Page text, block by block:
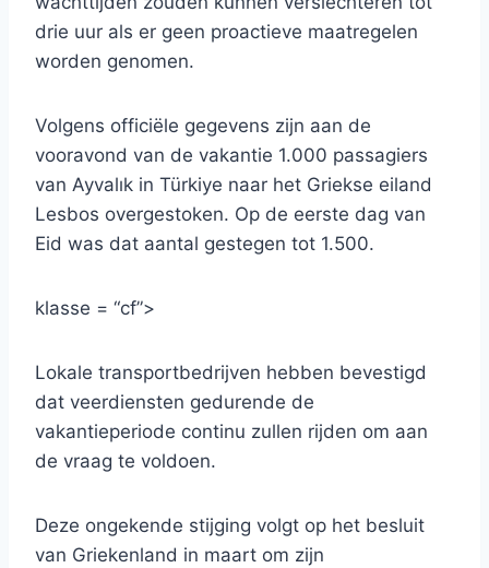
drie uur als er geen proactieve maatregelen
worden genomen.
Volgens officiële gegevens zijn aan de
vooravond van de vakantie 1.000 passagiers
van Ayvalık in Türkiye naar het Griekse eiland
Lesbos overgestoken. Op de eerste dag van
Eid was dat aantal gestegen tot 1.500.
klasse = “cf”>
Lokale transportbedrijven hebben bevestigd
dat veerdiensten gedurende de
vakantieperiode continu zullen rijden om aan
de vraag te voldoen.
Deze ongekende stijging volgt op het besluit
van Griekenland in maart om zijn